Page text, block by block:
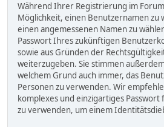
Während Ihrer Registrierung im
Möglichkeit, einen Benutzernamen zu
einen angemessenen Namen zu
Passwort Ihres zukünftigen
sowie aus Gründen der
weiterzugeben. Sie stimmen
welchem Grund auch immer, das
Personen zu verwenden. Wir
komplexes und einzigartiges
zu verwenden, um einem